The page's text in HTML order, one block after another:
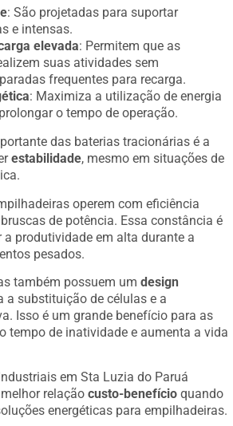
: São projetadas para suportar
e intensas.
elevada: Permitem que as
suas atividades sem
frequentes para recarga.
: Maximiza a utilização de energia
o tempo de operação.
das baterias tracionárias é a
estabilidade , mesmo em situações de
operem com eficiência
de potência. Essa constância é
a produtividade em alta durante a
pesados.
também possuem umdesign
a substituição de células e a
Isso é um grande benefício para as
tempo de inatividade e aumenta a vida
em Sta Luzia do Paruá
relaçãocusto-benefício quando
energéticas para empilhadeiras.